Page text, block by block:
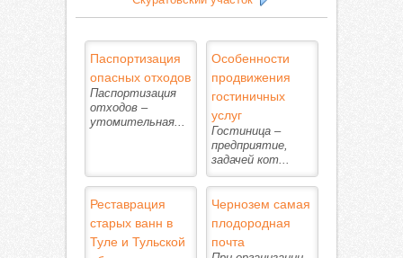
Паспортизация
опасных отходов
Паспортизация
отходов –
утомительная...
Особенности
продвижения
гостиничных
услуг
Гостиница –
предприятие,
задачей кот...
Реставрация
старых ванн в
Туле и Тульской
Чернозем самая
плодородная
почта